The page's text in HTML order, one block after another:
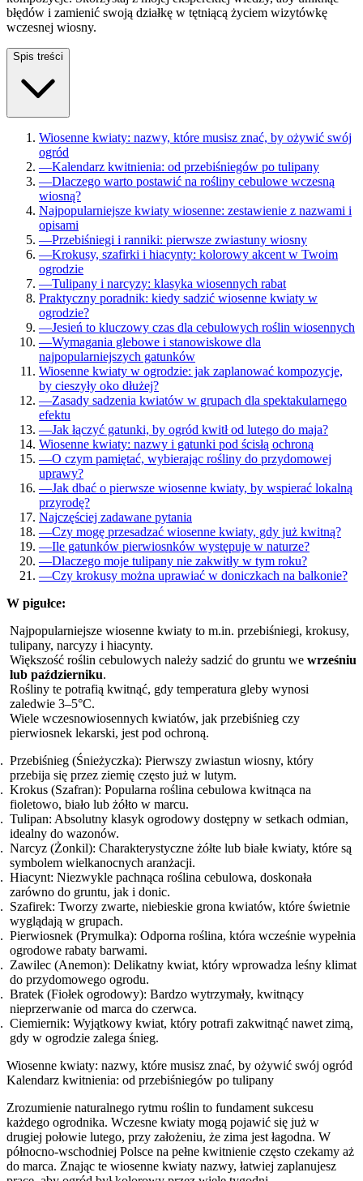
błędów i zamienić swoją działkę w tętniącą życiem wizytówkę
wczesnej wiosny.
Spis treści
Wiosenne kwiaty: nazwy, które musisz znać, by ożywić swój
ogród
—Kalendarz kwitnienia: od przebiśniegów po tulipany
—Dlaczego warto postawić na rośliny cebulowe wczesną
wiosną?
Najpopularniejsze kwiaty wiosenne: zestawienie z nazwami i
opisami
—Przebiśniegi i ranniki: pierwsze zwiastuny wiosny
—Krokusy, szafirki i hiacynty: kolorowy akcent w Twoim
ogrodzie
—Tulipany i narcyzy: klasyka wiosennych rabat
Praktyczny poradnik: kiedy sadzić wiosenne kwiaty w
ogrodzie?
—Jesień to kluczowy czas dla cebulowych roślin wiosennych
—Wymagania glebowe i stanowiskowe dla
najpopularniejszych gatunków
Wiosenne kwiaty w ogrodzie: jak zaplanować kompozycje,
by cieszyły oko dłużej?
—Zasady sadzenia kwiatów w grupach dla spektakularnego
efektu
—Jak łączyć gatunki, by ogród kwitł od lutego do maja?
Wiosenne kwiaty: nazwy i gatunki pod ścisłą ochroną
—O czym pamiętać, wybierając rośliny do przydomowej
uprawy?
—Jak dbać o pierwsze wiosenne kwiaty, by wspierać lokalną
przyrodę?
Najczęściej zadawane pytania
—Czy mogę przesadzać wiosenne kwiaty, gdy już kwitną?
—Ile gatunków pierwiosnków występuje w naturze?
—Dlaczego moje tulipany nie zakwitły w tym roku?
—Czy krokusy można uprawiać w doniczkach na balkonie?
W pigułce:
Najpopularniejsze wiosenne kwiaty to m.in. przebiśniegi, krokusy,
tulipany, narcyzy i hiacynty.
Większość roślin cebulowych należy sadzić do gruntu we wrześniu
lub październiku.
Rośliny te potrafią kwitnąć, gdy temperatura gleby wynosi
zaledwie 3–5°C.
Wiele wczesnowiosennych kwiatów, jak przebiśnieg czy
pierwiosnek lekarski, jest pod ochroną.
Przebiśnieg (Śnieżyczka): Pierwszy zwiastun wiosny, który
przebija się przez ziemię często już w lutym.
Krokus (Szafran): Popularna roślina cebulowa kwitnąca na
fioletowo, biało lub żółto w marcu.
Tulipan: Absolutny klasyk ogrodowy dostępny w setkach odmian,
idealny do wazonów.
Narcyz (Żonkil): Charakterystyczne żółte lub białe kwiaty, które są
symbolem wielkanocnych aranżacji.
Hiacynt: Niezwykle pachnąca roślina cebulowa, doskonała
zarówno do gruntu, jak i donic.
Szafirek: Tworzy zwarte, niebieskie grona kwiatów, które świetnie
wyglądają w grupach.
Pierwiosnek (Prymulka): Odporna roślina, która wcześnie wypełnia
ogrodowe rabaty barwami.
Zawilec (Anemon): Delikatny kwiat, który wprowadza leśny klimat
do przydomowego ogrodu.
Bratek (Fiołek ogrodowy): Bardzo wytrzymały, kwitnący
nieprzerwanie od marca do czerwca.
Ciemiernik: Wyjątkowy kwiat, który potrafi zakwitnąć nawet zimą,
gdy w ogrodzie zalega śnieg.
Wiosenne kwiaty: nazwy, które musisz znać, by ożywić swój ogród
Kalendarz kwitnienia: od przebiśniegów po tulipany
Zrozumienie naturalnego rytmu roślin to fundament sukcesu
każdego ogrodnika. Wczesne kwiaty mogą pojawić się już w
drugiej połowie lutego, przy założeniu, że zima jest łagodna. W
północno-wschodniej Polsce na pełne kwitnienie często czekamy aż
do marca. Znając te wiosenne kwiaty nazwy, łatwiej zaplanujesz